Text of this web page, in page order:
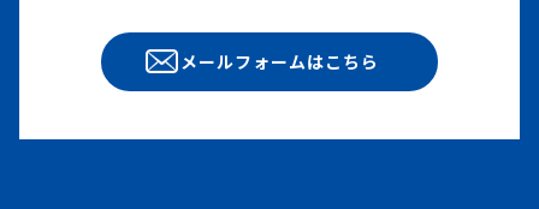
メールフォームはこちら